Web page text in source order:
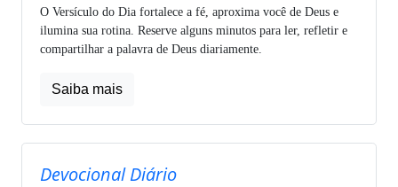
O Versículo do Dia fortalece a fé, aproxima você de Deus e
ilumina sua rotina. Reserve alguns minutos para ler, refletir e
compartilhar a palavra de Deus diariamente.
Saiba mais
Devocional Diário